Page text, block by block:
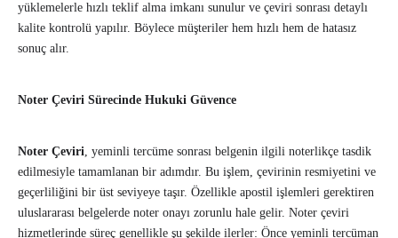
yüklemelerle hızlı teklif alma imkanı sunulur ve çeviri sonrası detaylı
kalite kontrolü yapılır. Böylece müşteriler hem hızlı hem de hatasız
sonuç alır.
Noter Çeviri Sürecinde Hukuki Güvence
Noter Çeviri, yeminli tercüme sonrası belgenin ilgili noterlikçe tasdik
edilmesiyle tamamlanan bir adımdır. Bu işlem, çevirinin resmiyetini ve
geçerliliğini bir üst seviyeye taşır. Özellikle apostil işlemleri gerektiren
uluslararası belgelerde noter onayı zorunlu hale gelir. Noter çeviri
hizmetlerinde süreç genellikle şu şekilde ilerler: Önce yeminli tercüman